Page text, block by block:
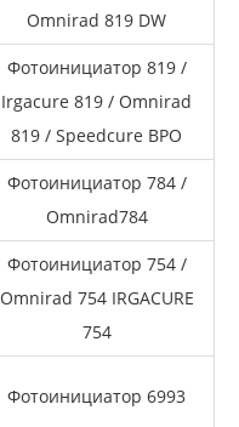
Omnirad 819 DW
Фотоинициатор 819 /
Irgacure 819 / Omnirad
819 / Speedcure BPO
Фотоинициатор 784 /
Omnirad784
Фотоинициатор 754 /
Omnirad 754 IRGACURE
754
Фотоинициатор 6993